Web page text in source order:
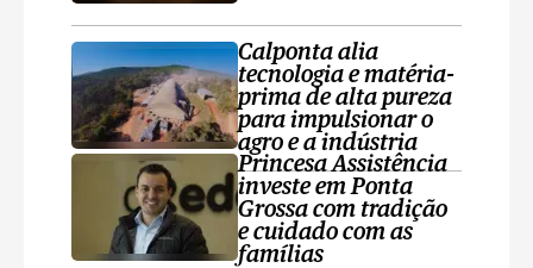
Calponta alia
tecnologia e matéria-
prima de alta pureza
para impulsionar o
agro e a indústria
Princesa Assistência
investe em Ponta
Grossa com tradição
e cuidado com as
famílias